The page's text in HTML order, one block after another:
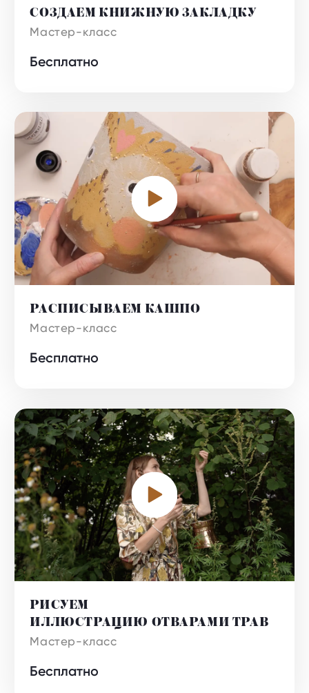
Бесплатно
СОЗДАЕМ КНИЖНУЮ ЗАКЛАДКУ
Бесплатно
РАСПИСЫВАЕМ КАШПО
Бесплатно
РИСУЕМ
ИЛЛЮСТРАЦИЮ ОТВАРАМИ ТРАВ